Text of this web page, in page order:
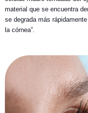
material que se encuentra
se degrada más
la córnea”.